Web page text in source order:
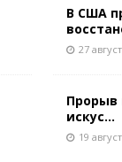
В США
27
Прорыв
искус...
19